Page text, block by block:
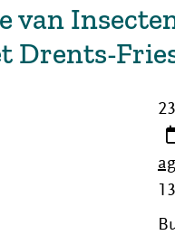
van
Drents-